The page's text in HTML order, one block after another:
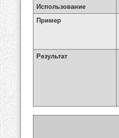
Использование
Пример
Результат